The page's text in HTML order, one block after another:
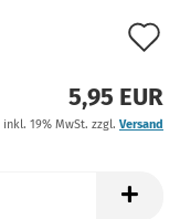
5,95 EUR
inkl. 19% MwSt. zzgl. Versand